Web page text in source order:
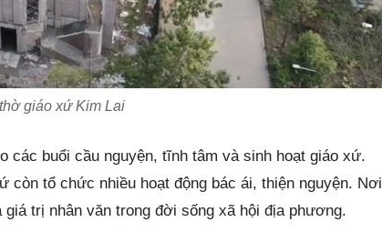
giáo xứ Kim Lai
các buổi cầu nguyện, tĩnh tâm và sinh hoạt giáo xứ.
còn tổ chức nhiều hoạt động bác ái, thiện nguyện. Nơi
trị nhân văn trong đời sống xã hội địa phương.